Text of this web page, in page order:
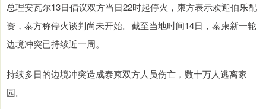
总理安瓦尔13日倡议双方当日22时起停火，柬方表示欢迎伯乐配
资，泰方称停火谈判尚未开始。截至当地时间14日，泰柬新一轮
边境冲突已持续近一周。
持续多日的边境冲突造成泰柬双方人员伤亡，数十万人逃离家
园。